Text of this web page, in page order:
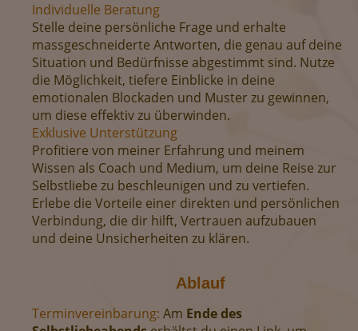
Individuelle Beratung
Stelle deine persönliche Frage und erhalte
massgeschneiderte Antworten, die genau auf deine
Situation und Bedürfnisse abgestimmt sind. Nutze
die Möglichkeit, tiefere Einblicke in deine
emotionalen Blockaden und Muster zu gewinnen,
um diese effektiv zu überwinden.
Exklusive Unterstützung
Profitiere von meiner Erfahrung und meinem
Wissen als Coach und Medium, um deine Reise zur
Selbstliebe zu beschleunigen und zu vertiefen.
Erlebe die Vorteile einer direkten und persönlichen
Verbindung, die dir hilft, Vertrauen aufzubauen
und deine Unsicherheiten zu klären.
Ablauf
Terminvereinbarung: Am Ende des